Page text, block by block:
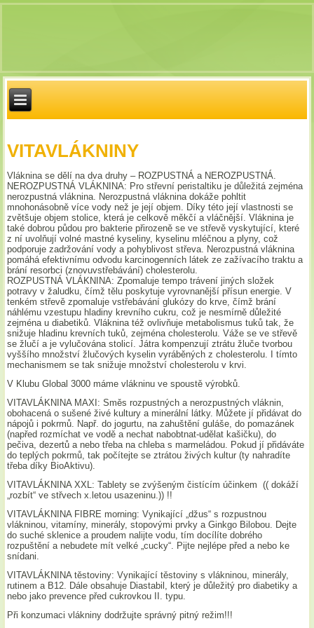
VITAVLÁKNINY
Vláknina se dělí na dva druhy – ROZPUSTNÁ a NEROZPUSTNÁ.
NEROZPUSTNÁ VLÁKNINA: Pro střevní peristaltiku je důležitá zejména
nerozpustná vláknina. Nerozpustná vláknina dokáže pohltit
mnohonásobně více vody než je její objem. Díky této její vlastnosti se
zvětšuje objem stolice, která je celkově měkčí a vláčnější. Vláknina je
také dobrou půdou pro bakterie přirozeně se ve střevě vyskytující, které
z ní uvolňují volné mastné kyseliny, kyselinu mléčnou a plyny, což
podporuje zadržování vody a pohyblivost střeva. Nerozpustná vláknina
pomáhá efektivnímu odvodu karcinogenních látek ze zažívacího traktu a
brání resorbci (znovuvstřebávání) cholesterolu.
ROZPUSTNÁ VLÁKNINA: Zpomaluje tempo trávení jiných složek
potravy v žaludku, čímž tělu poskytuje vyrovnanější přísun energie. V
tenkém střevě zpomaluje vstřebávání glukózy do krve, čímž brání
náhlému vzestupu hladiny krevního cukru, což je nesmírně důležité
zejména u diabetiků. Vláknina též ovlivňuje metabolismus tuků tak, že
snižuje hladinu krevních tuků, zejména cholesterolu. Váže se ve střevě
se žlučí a je vylučována stolicí. Játra kompenzují ztrátu žluče tvorbou
vyššího množství žlučových kyselin vyráběných z cholesterolu. I tímto
mechanismem se tak snižuje množství cholesterolu v krvi.
V Klubu Global 3000 máme vlákninu ve spoustě výrobků.
VITAVLÁKNINA MAXI: Směs rozpustných a nerozpustných vláknin,
obohacená o sušené živé kultury a minerální látky. Můžete jí přidávat do
nápojů i pokrmů. Např. do jogurtu, na zahuštění guláše, do pomazánek
(napřed rozmíchat ve vodě a nechat nabobtnat-udělat kašičku), do
pečiva, dezertů a nebo třeba na chleba s marmeládou. Pokud jí přidáváte
do teplých pokrmů, tak počítejte se ztrátou živých kultur (ty nahradíte
třeba díky BioAktivu).
VITAVLÁKNINA XXL: Tablety se zvýšeným čistícím účinkem (( dokáží
„rozbít“ ve střvech x.letou usazeninu.)) !!
VITAVLÁKNINA FIBRE morning: Vynikající „džus“ s rozpustnou
vlákninou, vitamíny, minerály, stopovými prvky a Ginkgo Bilobou. Dejte
do suché sklenice a proudem nalijte vodu, tím docílíte dobrého
rozpuštění a nebudete mít velké „cucky“. Pijte nejlépe před a nebo ke
snídani.
VITAVLÁKNINA těstoviny: Vynikající těstoviny s vlákninou, minerály,
rutinem a B12. Dále obsahuje Diastabil, který je důležitý pro diabetiky a
nebo jako prevence před cukrovkou II. typu.
Při konzumaci vlákniny dodržujte správný pitný režim!!!